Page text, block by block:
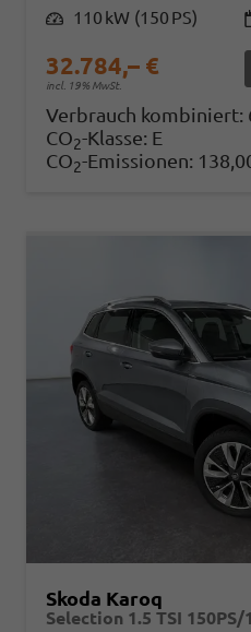
Leistung 110 kW (150 PS)
32.784,– €
incl. 19% MwSt.
Verbrauch kombiniert:
CO2-Klasse: E
CO2-Emissionen:
Skoda Karoq